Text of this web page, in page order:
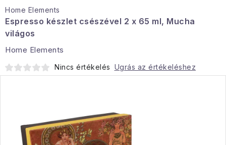
Otthoni illatok
Teák
Lakástextil
Hobbi és kert
Home Elements
Espresso készlet csészével 2 x 65 ml, Mucha
világos
Home Elements
Nincs értékelés Ugrás az értékeléshez